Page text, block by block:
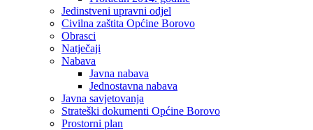
Jedinstveni upravni odjel
Civilna zaštita Općine Borovo
Obrasci
Natječaji
Nabava
Javna nabava
Jednostavna nabava
Javna savjetovanja
Strateški dokumenti Općine Borovo
Prostorni plan